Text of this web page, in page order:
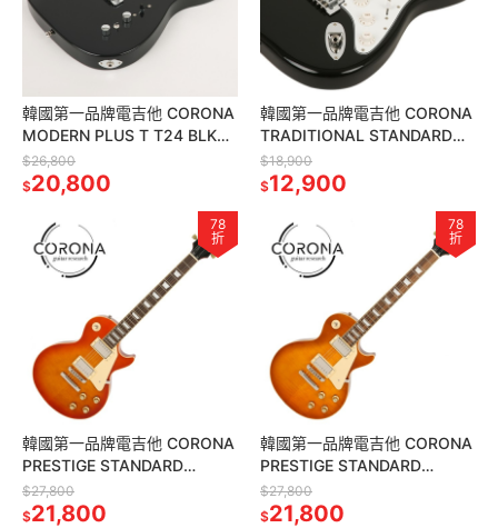
韓國第一品牌電吉他 CORONA
MODERN PLUS T T24 BLK
TELE24格烤楓木指板 黑色
$26,800
$20,800
韓國第一品牌電吉他 CORONA
TRADITIONAL STANDARD
PLUS ST SP22 BLK 單單雙
$18,900
$12,900
78
折
韓國第一品牌電吉他 CORONA
PRESTIGE STANDARD
HONEY BURST LP22 HNB
$27,800
$21,800
78
折
韓國第一品牌電吉他 CORONA
PRESTIGE STANDARD
LEMON BURST LP22 LMB 雙
雙
$27,800
$21,800